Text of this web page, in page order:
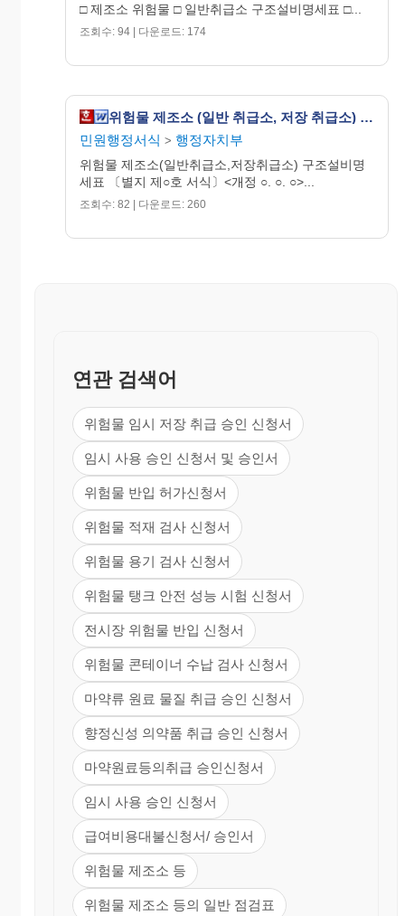
□ 제조소 위험물 □ 일반취급소 구조설비명세표 □...
조회수: 94 | 다운로드: 174
위험물 제조소 (일반 취급소, 저장 취급소) 구조 설비 명세표
민원행정서식 > 행정자치부
위험물 제조소(일반취급소,저장취급소) 구조설비명
세표 〔별지 제○호 서식〕<개정 ○. ○. ○>...
조회수: 82 | 다운로드: 260
연관 검색어
위험물 임시 저장 취급 승인 신청서
임시 사용 승인 신청서 및 승인서
위험물 반입 허가신청서
위험물 적재 검사 신청서
위험물 용기 검사 신청서
위험물 탱크 안전 성능 시험 신청서
전시장 위험물 반입 신청서
위험물 콘테이너 수납 검사 신청서
마약류 원료 물질 취급 승인 신청서
향정신성 의약품 취급 승인 신청서
마약원료등의취급 승인신청서
임시 사용 승인 신청서
급여비용대불신청서/ 승인서
위험물 제조소 등
위험물 제조소 등의 일반 점검표